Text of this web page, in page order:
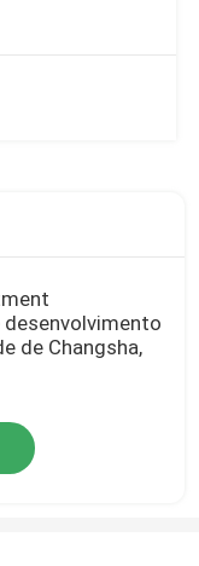
desenvolvimento
de Changsha,